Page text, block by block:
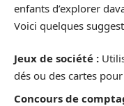
enfants d’explorer
Voici quelques
Jeux de société :
dés ou des cartes
Concours de